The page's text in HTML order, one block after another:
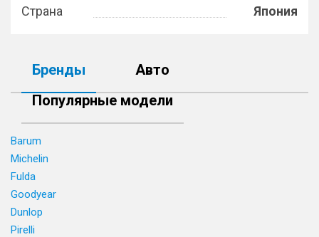
Страна
Япония
Бренды
Авто
Популярные модели
Barum
Michelin
Fulda
Goodyear
Dunlop
Pirelli